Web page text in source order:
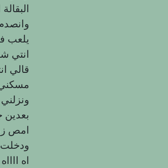
يلعب
انتي
قالي
مسكني
بعدين
امص
ودخلت
اه